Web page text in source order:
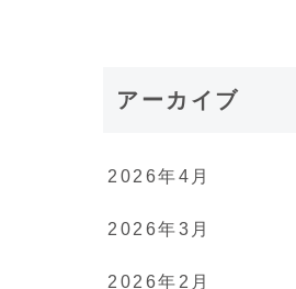
アーカイブ
2026年4月
2026年3月
2026年2月